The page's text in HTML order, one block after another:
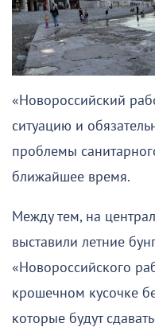
«Новороссийский
ситуацию и
проблемы
ближайшее время.
Между тем, на
выставили летние
«Новороссийского
крошечном кусочке
которые будут